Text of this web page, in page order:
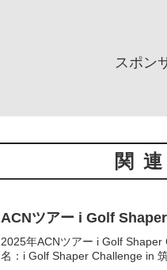
スポン
関
ACNツアー i Golf
2025年ACNツアー i Golf
名：i Golf Shaper Challenge in